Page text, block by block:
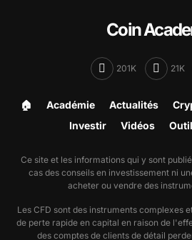
Coin
201K 21K
🏠︎ Académie Actualités
Investir Vidéos
Ce site et les informations qui y sont
cas des conseils en investissement ni
acheter ou vendre des
Les CFD sont des instruments complexes
de perte rapide en capital en raison de
des comptes de clients de détail